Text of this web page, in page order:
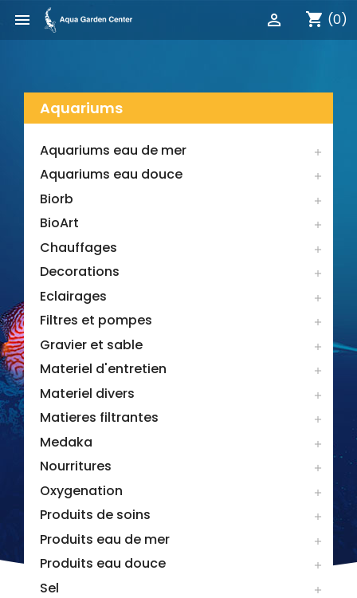
 shopping_cart (0)

Aquariums
Aquariums eau de mer 
Aquariums eau douce 
Biorb 
BioArt 
Chauffages 
Decorations 
Eclairages 
Filtres et pompes 
Gravier et sable 
Materiel d'entretien 
Materiel divers 
Matieres filtrantes 
Medaka 
Nourritures 
Oxygenation 
Produits de soins 
Produits eau de mer 
Produits eau douce 
Sel 